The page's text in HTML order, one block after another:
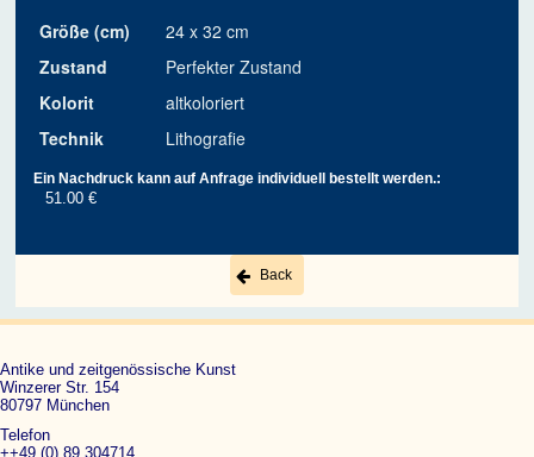
Größe (cm)
24 x 32 cm
Zustand
Perfekter Zustand
Kolorit
altkoloriert
Technik
Lithografie
Ein Nachdruck kann auf Anfrage individuell bestellt werden.:
51.00 €
Back
Antike und zeitgenössische Kunst
Winzerer Str. 154
80797 München
Telefon
++49 (0) 89 304714